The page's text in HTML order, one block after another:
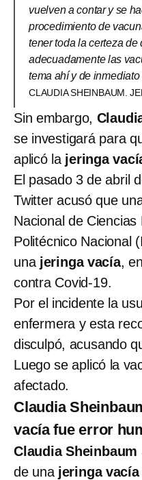
vuelven a contar y se
procedimiento de
tener toda la certeza
adecuadamente las
tema ahí y de
CLAUDIA SHEINBAUM.
Sin embargo,
se investigará para
aplicó la jeringa
El pasado 3 de abril
Twitter acusó que
Nacional de
Politécnico Nacional
una jeringa vacía,
contra Covid-19.
Por el incidente la
enfermera y esta
disculpó, acusando
Luego se aplicó la
afectado.
Claudia
vacía fue error
Claudia Sheinbaum
de una jeringa vacía